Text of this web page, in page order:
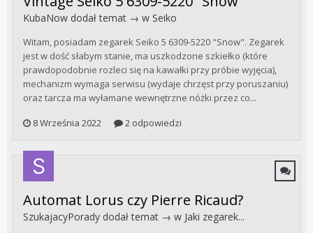
KubaNow dodał temat → w Seiko
Witam, posiadam zegarek Seiko 5 6309-5220 "Snow". Zegarek
jest w dość słabym stanie, ma uszkodzone szkiełko (które
prawdopodobnie rozleci się na kawałki przy próbie wyjęcia),
mechanizm wymaga serwisu (wydaje chrzęst przy poruszaniu)
oraz tarcza ma wyłamane wewnętrzne nóżki przez co...
8 Września 2022
2 odpowiedzi
Automat Lorus czy Pierre Ricaud?
SzukajacyPorady dodał temat → w Jaki zegarek...